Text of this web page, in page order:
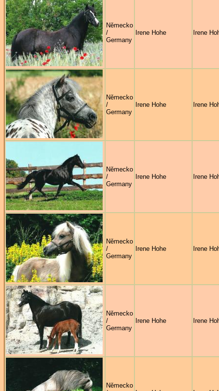
Německo
/
Germany
Irene Hohe Irene
Německo
/
Germany
Irene Hohe Irene
Německo
/
Germany
Irene Hohe Irene
Německo
/
Germany
Irene Hohe Irene
Německo
/
Germany
Irene Hohe Irene
Německo